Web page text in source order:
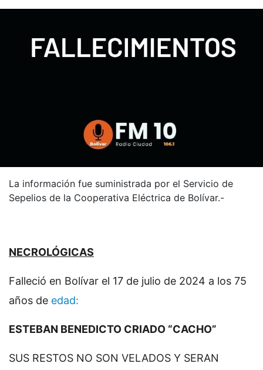
La información fue suministrada por el Servicio de
Sepelios de la Cooperativa Eléctrica de Bolívar.-
NECROLÓGICAS
Falleció en Bolívar el 17 de julio de 2024 a los 75
años de edad:
ESTEBAN BENEDICTO CRIADO “CACHO”
SUS RESTOS NO SON VELADOS Y SERAN